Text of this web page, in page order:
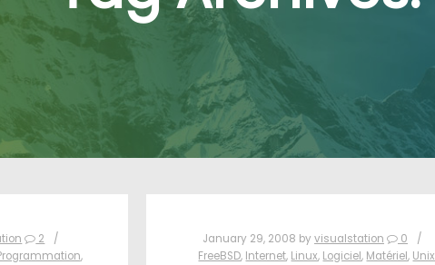
2
,
January 29, 2008 by visualstation
0
FreeBSD, Internet, Linux, Logiciel, Matériel, Unix